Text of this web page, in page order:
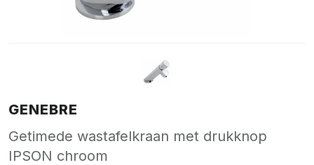
GENEBRE
Getimede wastafelkraan met drukknop
IPSON chroom